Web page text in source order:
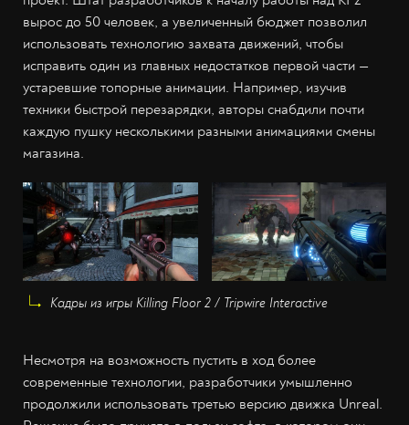
вырос до 50 человек, а увеличенный бюджет позволил
использовать технологию захвата движений, чтобы
исправить один из главных недостатков первой части —
устаревшие топорные анимации. Например, изучив
техники быстрой перезарядки, авторы снабдили почти
каждую пушку несколькими разными анимациями смены
магазина.
Кадры из игры Killing Floor 2 / Tripwire Interactive
Несмотря на возможность пустить в ход более
современные технологии, разработчики умышленно
продолжили использовать третью версию движка Unreal.